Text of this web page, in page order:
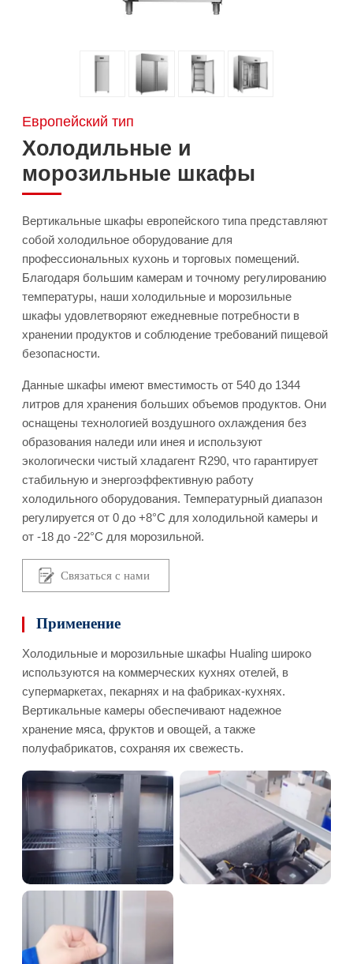
Европейский тип
Холодильные и
морозильные шкафы
Вертикальные шкафы европейского типа представляют
собой холодильное оборудование для
профессиональных кухонь и торговых помещений.
Благодаря большим камерам и точному регулированию
температуры, наши холодильные и морозильные
шкафы удовлетворяют ежедневные потребности в
хранении продуктов и соблюдение требований пищевой
безопасности.
Данные шкафы имеют вместимость от 540 до 1344
литров для хранения больших объемов продуктов. Они
оснащены технологией воздушного охлаждения без
образования наледи или инея и используют
экологически чистый хладагент R290, что гарантирует
стабильную и энергоэффективную работу
холодильного оборудования. Температурный диапазон
регулируется от 0 до +8°C для холодильной камеры и
от -18 до -22°C для морозильной.
Связаться с нами
Применение
Холодильные и морозильные шкафы Hualing широко
используются на коммерческих кухнях отелей, в
супермаркетах, пекарнях и на фабриках-кухнях.
Вертикальные камеры обеспечивают надежное
хранение мяса, фруктов и овощей, а также
полуфабрикатов, сохраняя их свежесть.